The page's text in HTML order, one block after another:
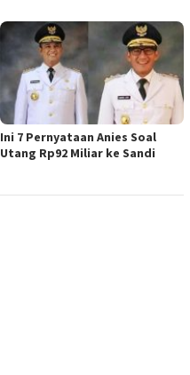
Ini 7 Pernyataan Anies Soal
Utang Rp92 Miliar ke Sandi